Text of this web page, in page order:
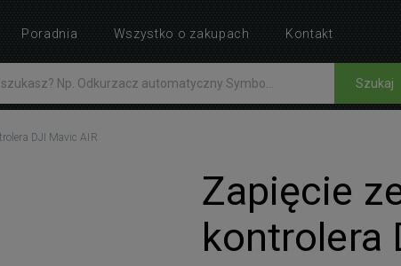
Szukaj
DJI Mavic AIR
Zapięcie
kontrolera
Poradnia Wszystko o zakupach Kontakt